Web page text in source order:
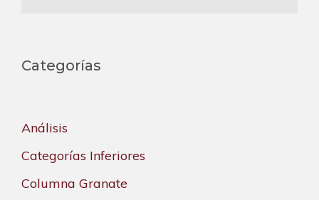
Categorías
Análisis
Categorías Inferiores
Columna Granate